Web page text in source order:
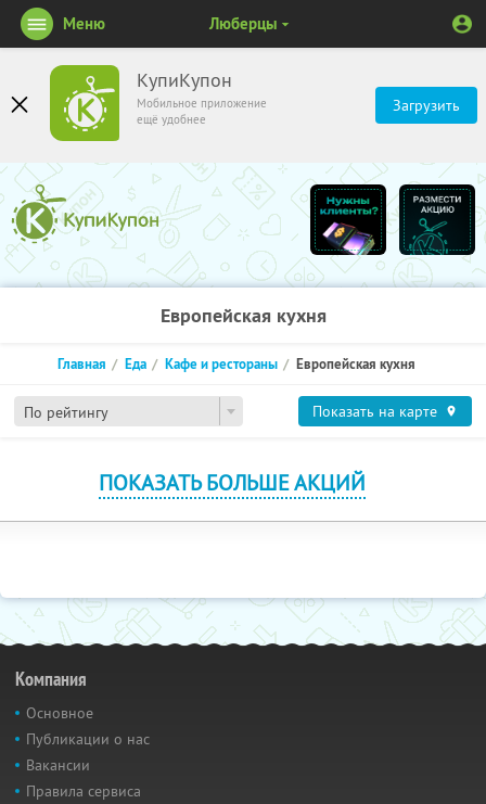
КупиКупон
Мобильное приложение
ещё удобнее
Загрузить
Меню Люберцы
Европейская кухня
По рейтингу
Главная Еда Кафе и рестораны Европейская кухня
Показать на карте
ПОКАЗАТЬ БОЛЬШЕ АКЦИЙ
Компания
Основное
Публикации о нас
Вакансии
Правила сервиса